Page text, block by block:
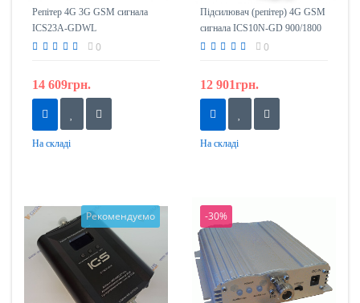
Репітер 4G 3G GSM сигнала
ICS23A-GDWL
900/1800/2100/2600
0
14 609грн.
На складі
Підсилювач (репітер) 4G GSM
сигнала ICS10N-GD 900/1800
0
12 901грн.
На складі
Рекомендуємо -30%